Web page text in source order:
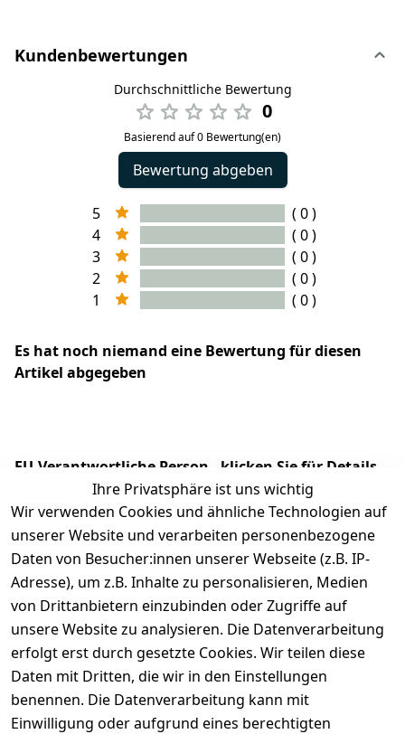
Kundenbewertungen
Durchschnittliche Bewertung
0
Basierend auf 0 Bewertung(en)
Bewertung abgeben
5
( 0 )
4
( 0 )
3
( 0 )
2
( 0 )
1
( 0 )
Es hat noch niemand eine Bewertung für diesen
Artikel abgegeben
EU-Verantwortliche Person - klicken Sie für Details
Ihre Privatsphäre ist uns wichtig
Wir verwenden Cookies und ähnliche Technologien auf
unserer Website und verarbeiten personenbezogene
Daten von Besucher:innen unserer Webseite (z.B. IP-
Adresse), um z.B. Inhalte zu personalisieren, Medien
von Drittanbietern einzubinden oder Zugriffe auf
unsere Website zu analysieren. Die Datenverarbeitung
erfolgt erst durch gesetzte Cookies. Wir teilen diese
Daten mit Dritten, die wir in den Einstellungen
benennen. Die Datenverarbeitung kann mit
Einwilligung oder aufgrund eines berechtigten
RechtlichesServices